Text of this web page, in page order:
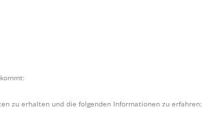
zu erhalten und die folgenden Informationen zu erfahren: